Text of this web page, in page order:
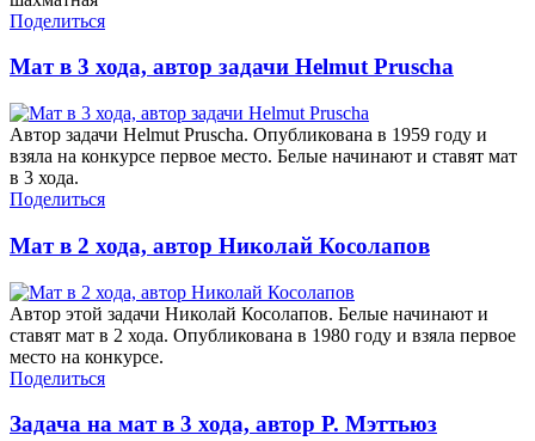
Поделиться
Мат в 3 хода, автор задачи Helmut Pruscha
Автор задачи Helmut Pruscha. Опубликована в 1959 году и
взяла на конкурсе первое место. Белые начинают и ставят мат
в 3 хода.
Поделиться
Мат в 2 хода, автор Николай Косолапов
Автор этой задачи Николай Косолапов. Белые начинают и
ставят мат в 2 хода. Опубликована в 1980 году и взяла первое
место на конкурсе.
Поделиться
Задача на мат в 3 хода, автор Р. Мэттьюз